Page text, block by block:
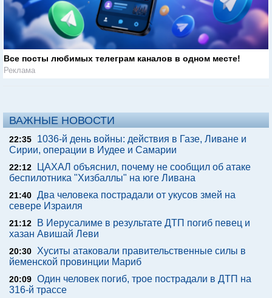
Все посты любимых телеграм каналов в одном месте!
Реклама
ВАЖНЫЕ НОВОСТИ
22:35
1036-й день войны: действия в Газе, Ливане и
Сирии, операции в Иудее и Самарии
22:12
ЦАХАЛ объяснил, почему не сообщил об атаке
беспилотника "Хизбаллы" на юге Ливана
21:40 Два человека пострадали от укусов змей на
севере Израиля
21:12
В Иерусалиме в результате ДТП погиб певец и
хазан Авишай Леви
20:30 Хуситы атаковали правительственные силы в
йеменской провинции Мариб
20:09 Один человек погиб, трое пострадали в ДТП на
316-й трассе